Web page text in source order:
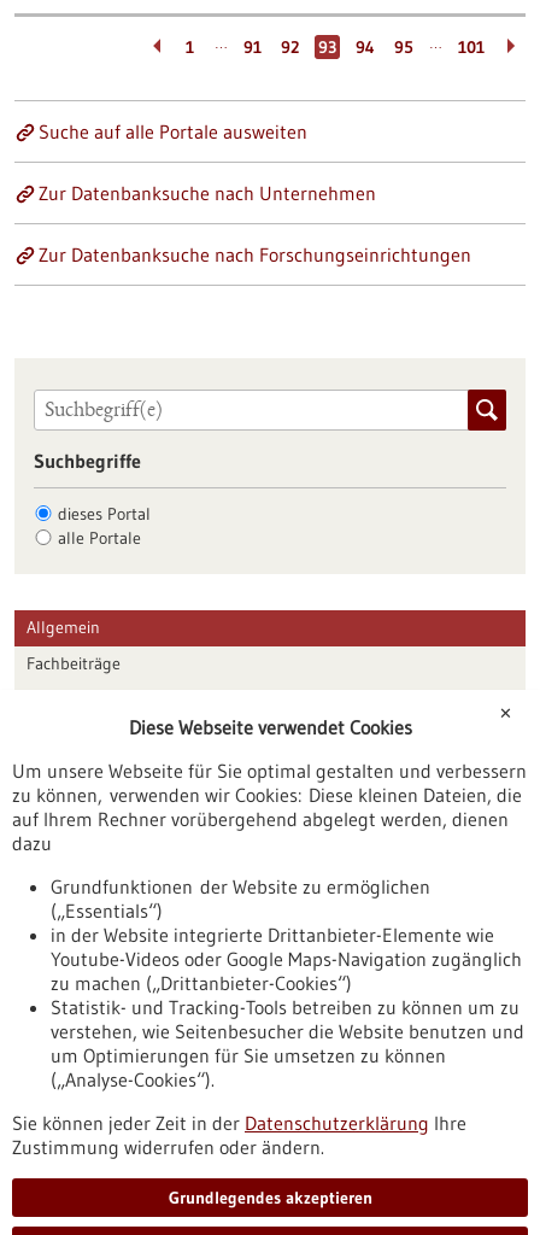
1 … 91 92 93 94 95 … 101
Suche auf alle Portale ausweiten
Zur Datenbanksuche nach Unternehmen
Zur Datenbanksuche nach Forschungseinrichtungen
Suchbegriffe
dieses Portal
alle Portale
Allgemein
Fachbeiträge
Veranstaltungen
Erscheinungsdatum
Nach oben
Informiert bleiben
Newsletter abonnieren
✕
Diese Webseite verwendet Cookies
Um unsere Webseite für Sie optimal gestalten und verbessern
zu können, verwenden wir Cookies: Diese kleinen Dateien, die
auf Ihrem Rechner vorübergehend abgelegt werden, dienen
dazu
Grundfunktionen der Website zu ermöglichen
(„Essentials“)
in der Website integrierte Drittanbieter-Elemente wie
Youtube-Videos oder Google Maps-Navigation zugänglich
zu machen („Drittanbieter-Cookies“)
Statistik- und Tracking-Tools betreiben zu können um zu
verstehen, wie Seitenbesucher die Website benutzen und
um Optimierungen für Sie umsetzen zu können
(„Analyse-Cookies“).
Sie können jeder Zeit in der Datenschutzerklärung Ihre
Zustimmung widerrufen oder ändern.
Grundlegendes akzeptieren